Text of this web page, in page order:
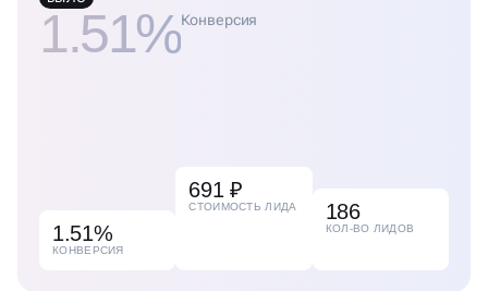
1.51%Конверсия
1.51%
КОНВЕРСИЯ
691 ₽
СТОИМОСТЬ ЛИДА 186
КОЛ-ВО ЛИДОВ